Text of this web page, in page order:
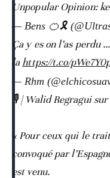
Unpopular Opinion:
— Bens 🍊🎗
Ça y es on l’as perdu
lahttps://t.co/
— Rhm
🎙️ | Walid Regragui
« Pour ceux qui le
convoqué par
est venu.